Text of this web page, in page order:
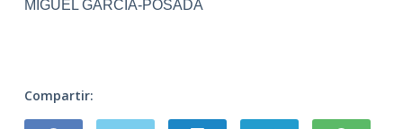
MIGUEL GARCÍA-POSADA
Compartir: